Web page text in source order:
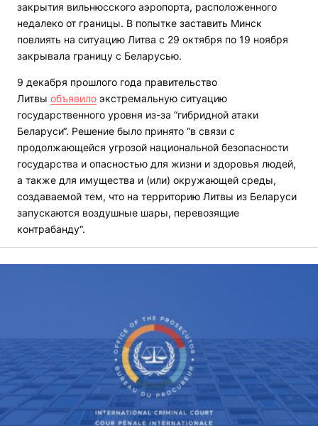
закрытия вильнюсского аэропорта, расположенного
недалеко от границы. В попытке заставить Минск
повлиять на ситуацию Литва с 29 октября по 19 ноября
закрывала границу с Беларусью.
9 декабря прошлого года правительство
Литвы объявило экстремальную ситуацию
государственного уровня из-за “гибридной атаки
Беларуси“. Решение было принято “в связи с
продолжающейся угрозой национальной безопасности
государства и опасностью для жизни и здоровья людей,
а также для имущества и (или) окружающей среды,
создаваемой тем, что на территорию Литвы из Беларуси
запускаются воздушные шары, перевозящие
контрабанду“.